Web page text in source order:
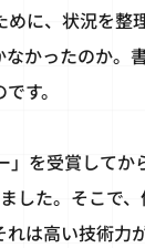
に、状況を整
かったのか。
す。
」を受賞してか
した。そこで
は高い技術力